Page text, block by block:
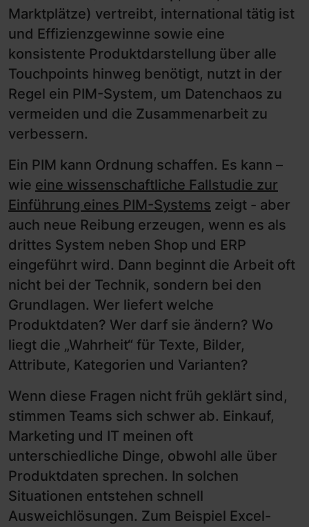
Marktplätze) vertreibt, international tätig ist
und Effizienzgewinne sowie eine
konsistente Produktdarstellung über alle
Touchpoints hinweg benötigt, nutzt in der
Regel ein PIM-System, um Datenchaos zu
vermeiden und die Zusammenarbeit zu
verbessern.
Ein PIM kann Ordnung schaffen. Es kann –
wie eine wissenschaftliche Fallstudie zur
Einführung eines PIM-Systems zeigt - aber
auch neue Reibung erzeugen, wenn es als
drittes System neben Shop und ERP
eingeführt wird. Dann beginnt die Arbeit oft
nicht bei der Technik, sondern bei den
Grundlagen. Wer liefert welche
Produktdaten? Wer darf sie ändern? Wo
liegt die „Wahrheit“ für Texte, Bilder,
Attribute, Kategorien und Varianten?
Wenn diese Fragen nicht früh geklärt sind,
stimmen Teams sich schwer ab. Einkauf,
Marketing und IT meinen oft
unterschiedliche Dinge, obwohl alle über
Produktdaten sprechen. In solchen
Situationen entstehen schnell
Ausweichlösungen. Zum Beispiel Excel-